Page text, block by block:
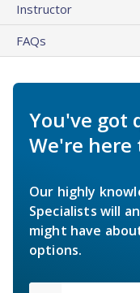
Instructor
FAQs
You've got
We're here
Our highly
Specialists will
might have
options.